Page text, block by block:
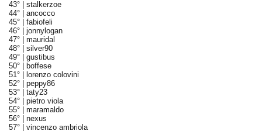
43° | stalkerzoe
44° | ancocco
45° | fabiofeli
46° | jonnylogan
47° | mauridal
48° | silver90
49° | gustibus
50° |
boffese
51° |
lorenzo colovini
52° | peppy86
53° | taty23
54° | pietro viola
55° | maramaldo
56° | nexus
57° | vincenzo ambriola